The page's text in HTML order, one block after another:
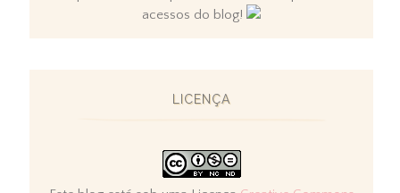
acessos do blog!
LICENÇA